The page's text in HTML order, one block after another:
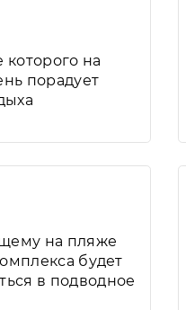
на
порадует
на пляже
будет
в подводное